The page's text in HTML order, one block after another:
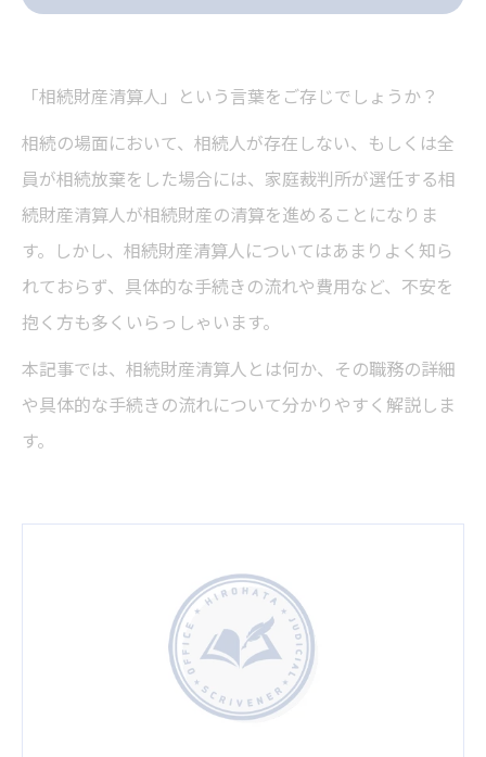
「相続財産清算人」という言葉をご存じでしょうか？
相続の場面において、相続人が存在しない、もしくは全
員が相続放棄をした場合には、家庭裁判所が選任する相
続財産清算人が相続財産の清算を進めることになりま
す。しかし、相続財産清算人についてはあまりよく知ら
れておらず、具体的な手続きの流れや費用など、不安を
抱く方も多くいらっしゃいます。
本記事では、相続財産清算人とは何か、その職務の詳細
や具体的な手続きの流れについて分かりやすく解説しま
す。